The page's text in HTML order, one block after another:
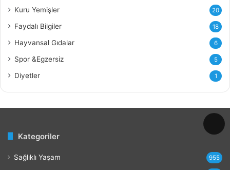
Kuru Yemişler 20
Faydalı Bilgiler 18
Hayvansal Gıdalar 6
Spor &Egzersiz 5
Diyetler 1
Kategoriler
Sağlıklı Yaşam 955